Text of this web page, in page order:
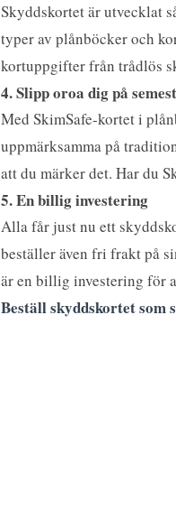
Skyddskortet är utvecklat
typer av plånböcker och
kortuppgifter från trådlös
4. Slipp oroa dig på
Med SkimSafe-kortet i
uppmärksamma på
att du märker det. Har du
5. En billig investering
Alla får just nu ett
beställer även fri frakt på
är en billig investering för
Beställ skyddskortet